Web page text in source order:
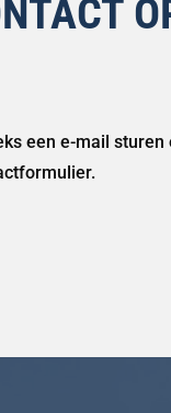
een e-mail